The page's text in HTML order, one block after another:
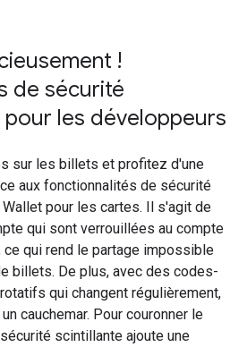
!
de sécurité
les développeurs
sur les billets et profitez d'une
aux fonctionnalités de sécurité
pour les cartes. Il s'agit de
qui sont verrouillées au compte
ce qui rend le partage impossible
billets. De plus, avec des codes-
qui changent régulièrement,
cauchemar. Pour couronner le
scintillante ajoute une